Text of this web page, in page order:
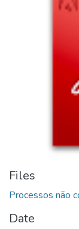
Files
Processos não
Date